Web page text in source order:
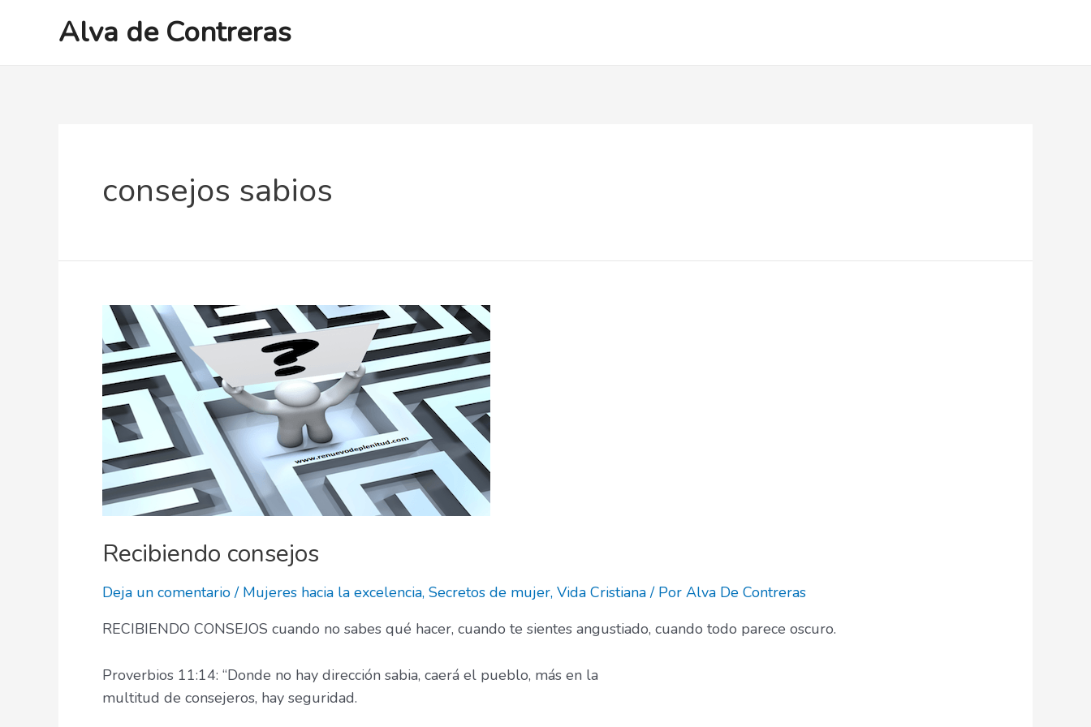
Alva de Contreras
consejos sabios
Recibiendo consejos
Deja un comentario / Mujeres hacia la excelencia, Secretos de mujer, Vida Cristiana/ Por Alva De Contreras
RECIBIENDO CONSEJOS cuando no sabes qué hacer, cuando te sientes angustiado, cuando todo parece oscuro.
Proverbios 11:14: “Donde no hay dirección sabia, caerá el pueblo, más en la
multitud de consejeros, hay seguridad.